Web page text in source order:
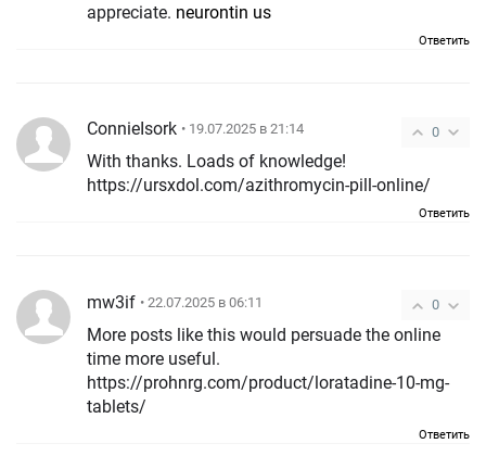
appreciate. neurontin us
Ответить
0
ConnieIsork • 19.07.2025 в 21:14
With thanks. Loads of knowledge!
https://ursxdol.com/azithromycin-pill-online/
Ответить
0
mw3if • 22.07.2025 в 06:11
More posts like this would persuade the online
time more useful.
https://prohnrg.com/product/loratadine-10-mg-
tablets/
Ответить